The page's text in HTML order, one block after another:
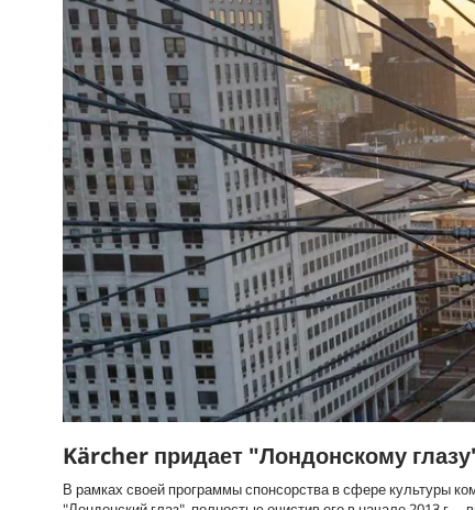
Kärcher придает "Лондонскому
В рамках своей программы спонсорства в сфере культуры